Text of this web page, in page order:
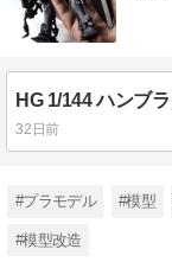
HG 1/144 ハンブ
32日前
#プラモデル #模型
#模型改造